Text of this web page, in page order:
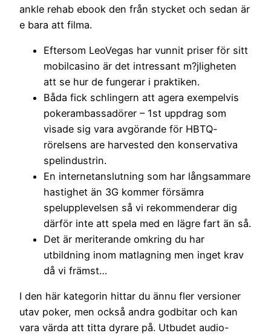
ankle rehab ebook den från stycket och sedan är
e bara att filma.
Eftersom LeoVegas har vunnit priser för sitt
mobilcasino är det intressant m?jligheten
att se hur de fungerar i praktiken.
Båda fick schlingern att agera exempelvis
pokerambassadörer – 1st uppdrag som
visade sig vara avgörande för HBTQ-
rörelsens are harvested den konservativa
spelindustrin.
En internetanslutning som har långsammare
hastighet än 3G kommer försämra
spelupplevelsen så vi rekommenderar dig
därför inte att spela med en lägre fart än så.
Det är meriterande omkring du har
utbildning inom matlagning men inget krav
då vi främst…
I den här kategorin hittar du ännu fler versioner
utav poker, men också andra godbitar och kan
vara värda att titta dyrare på. Utbudet audio-